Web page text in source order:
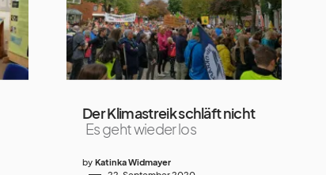
Der Klimastreik schläft nicht
Es geht wieder los
by Katinka Widmayer